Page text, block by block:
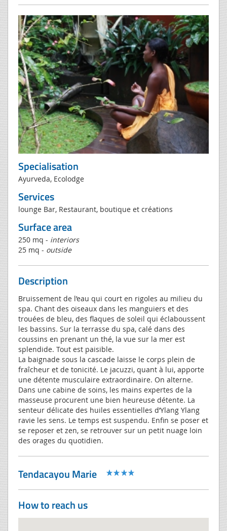
Specialisation
Ayurveda, Ecolodge
Services
lounge Bar, Restaurant, boutique et créations
Surface area
250 mq - interiors
25 mq - outside
Description
Bruissement de l’eau qui court en rigoles au milieu du
spa. Chant des oiseaux dans les manguiers et des
trouées de bleu, des flaques de soleil qui éclaboussent
les bassins. Sur la terrasse du spa, calé dans des
coussins en prenant un thé, la vue sur la mer est
splendide. Tout est paisible.
La baignade sous la cascade laisse le corps plein de
fraîcheur et de tonicité. Le jacuzzi, quant à lui, apporte
une détente musculaire extraordinaire. On alterne.
Dans une cabine de soins, les mains expertes de la
masseuse procurent une bien heureuse détente. La
senteur délicate des huiles essentielles d’Ylang Ylang
ravie les sens. Le temps est suspendu. Enfin se poser et
se reposer et zen, se retrouver sur un petit nuage loin
des orages du quotidien.
Tendacayou Marie
How to reach us